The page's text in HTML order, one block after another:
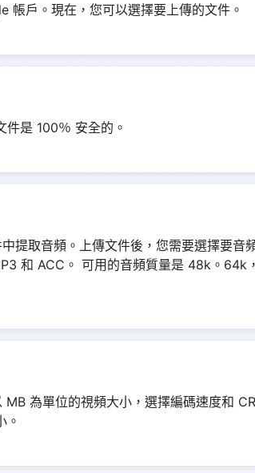
帳戶。現在，您可以選擇要上傳的文件。
是 100％ 安全的。
提取音頻。上傳文件後，您需要選擇要音
和 ACC。 可用的音頻質量是 48k。
為單位的視頻大小，選擇編碼速度和
。